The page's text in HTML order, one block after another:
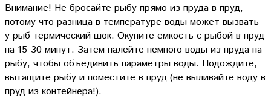
Внимание! Не бросайте рыбу прямо из пруда в пруд,
потому что разница в температуре воды может вызвать
у рыб термический шок. Окуните емкость с рыбой в пруд
на 15-30 минут. Затем налейте немного воды из пруда на
рыбу, чтобы объединить параметры воды. Подождите,
вытащите рыбу и поместите в пруд (не выливайте воду в
пруд из контейнера!).